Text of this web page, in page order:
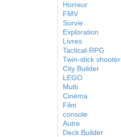
Horreur
FMV
Survie
Exploration
Livres
Tactical-RPG
Twin-stick shooter
City Builder
LEGO
Multi
Cinéma
Film
console
Autre
Deck Builder